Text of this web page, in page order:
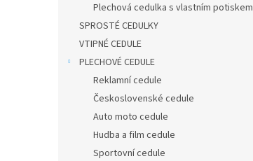
Plechová cedulka s vlastním potiskem
SPROSTÉ CEDULKY
VTIPNÉ CEDULE
PLECHOVÉ CEDULE
Reklamní cedule
Československé cedule
Auto moto cedule
Hudba a film cedule
Sportovní cedule